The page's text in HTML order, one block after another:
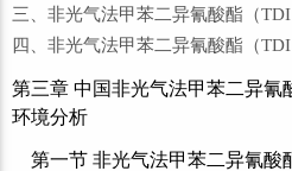
三、非光气法甲苯二异氰酸酯（
四、非光气法甲苯二异氰酸酯（
第三章 中国非光气法甲苯二异氰
环境分析
第一节 非光气法甲苯二异氰酸